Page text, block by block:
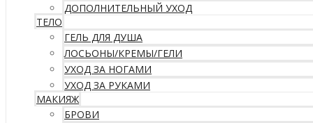
ДОПОЛНИТЕЛЬНЫЙ УХОД
ТЕЛО
ГЕЛЬ ДЛЯ ДУША
ЛОСЬОНЫ/КРЕМЫ/ГЕЛИ
УХОД ЗА НОГАМИ
УХОД ЗА РУКАМИ
МАКИЯЖ
БРОВИ